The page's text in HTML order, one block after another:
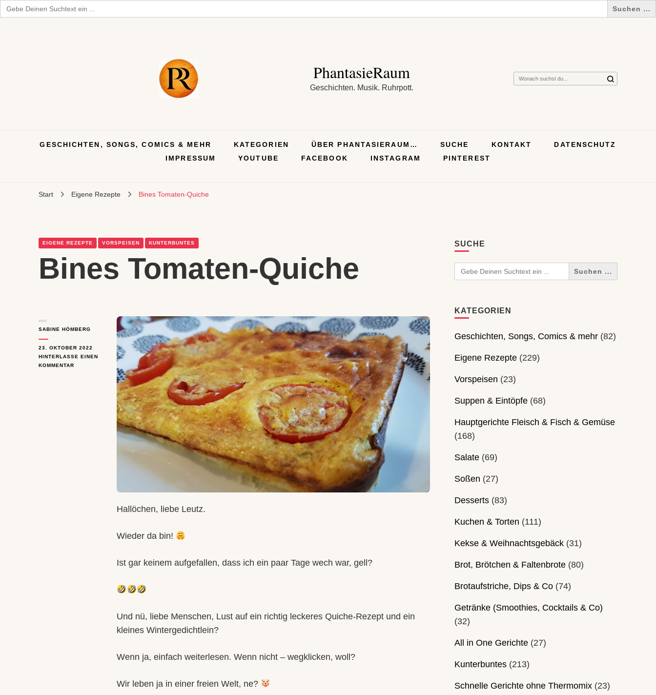
Search
for:
PhantasieRaum
Geschichten. Musik. Ruhrpott.
Suchst
GESCHICHTEN, SONGS, COMICS & MEHR KATEGORIEN ÜBER PHANTASIERAUM… SUCHE KONTAKT
DATENSCHUTZ
IMPRESSUM
YOUTUBE FACEBOOK INSTAGRAM PINTEREST
Start Eigene Rezepte Bines Tomaten-Quiche
EIGENE REZEPTE VORSPEISEN KUNTERBUNTES
Bines Tomaten-Quiche
von
SABINE HÖMBERG
23. OKTOBER 2022
HINTERLASSE EINEN
KOMMENTAR
Hallöchen, liebe Leutz.
Wieder da bin!
Ist gar keinem aufgefallen, dass ich ein paar Tage wech war, gell?
Und nü, liebe Menschen, Lust auf ein richtig leckeres Quiche-Rezept und ein
kleines Wintergedichtlein?
Wenn ja, einfach weiterlesen. Wenn nicht – wegklicken, woll?
Wir leben ja in einer freien Welt, ne?
SUCHE
Search
for:
KATEGORIEN
Geschichten, Songs, Comics & mehr(82)
Eigene Rezepte(229)
Vorspeisen (23)
Suppen & Eintöpfe(68)
Hauptgerichte Fleisch & Fisch & Gemüse
(168)
Salate(69)
Soßen (27)
Desserts(83)
Kuchen & Torten (111)
Kekse & Weihnachtsgebäck(31)
Brot, Brötchen & Faltenbrote(80)
Brotaufstriche, Dips & Co(74)
Getränke (Smoothies, Cocktails & Co)
(32)
All in One Gerichte(27)
Kunterbuntes(213)
Schnelle Gerichte ohne Thermomix(23)